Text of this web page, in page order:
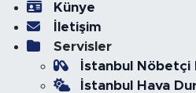
Künye
İletişim
Servisler
İstanbul Nöbetçi
İstanbul Hava